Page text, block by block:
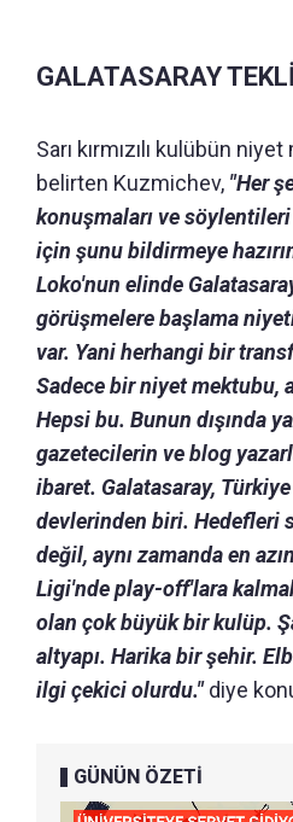
GALATASARAY
Sarı kırmızılı kulübün
belirten Kuzmichev, "Her
konuşmaları ve
için şunu bildirmeye
Loko'nun elinde
görüşmelere başlama
var. Yani herhangi bir
Sadece bir niyet mektubu,
Hepsi bu. Bunun dışında
gazetecilerin ve blog
ibaret. Galatasaray,
devlerinden biri. Hedefleri
değil, aynı zamanda en
Ligi'nde play-off'lara
olan çok büyük bir kulüp.
altyapı. Harika bir şehir.
ilgi çekici olurdu."diye
GÜNÜN ÖZETİ